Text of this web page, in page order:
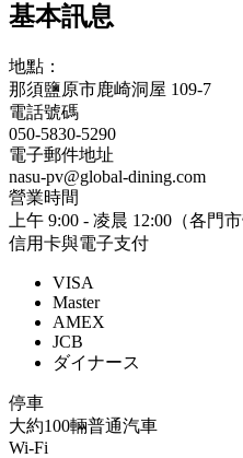
基本訊息
地點：
那須鹽原市鹿崎洞屋 109-7
電話號碼
050-5830-5290
電子郵件地址
nasu-pv@global-dining.com
營業時間
上午 9:00 - 凌晨 12:00（各門
信用卡與電子支付
VISA
Master
AMEX
JCB
ダイナース
停車
大約100輛普通汽車
Wi-Fi